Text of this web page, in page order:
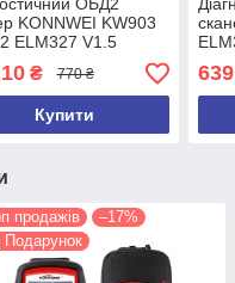
ОБД2
KONNWEI KW903
ELM327 V1.5
4.0! Автосканер,
(НОВИНКА)
₴ 770 ₴
Купити
продажів
–17%
Подарунок